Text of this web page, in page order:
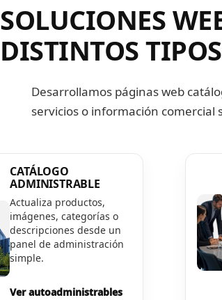
SOLUCIONES
DISTINTOS
Desarrollamos páginas web
servicios o información
CATÁLOGO
ADMINISTRABLE
Actualiza productos,
imágenes, categorías o
descripciones desde un
panel de administración
simple.
Ver autoadministrables